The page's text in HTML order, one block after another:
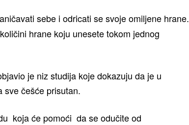
sebe i odricati se svoje omiljene hrane.
hrane koju unesete tokom jednog
je niz studija koje dokazuju da je u
sve češće prisutan.
koja će pomoći da se odučite od